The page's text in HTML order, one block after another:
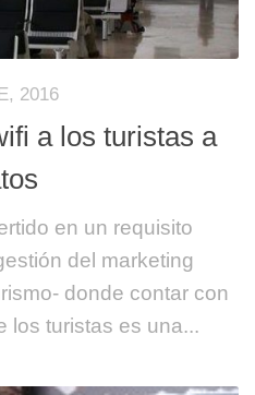
2016
a los turistas a
en un requisito
del marketing
donde contar con
los turistas es una...